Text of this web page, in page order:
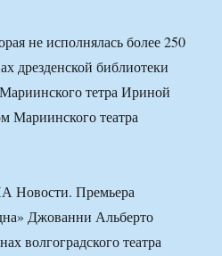
не исполнялась более 250
дрезденской библиотеки
тетра Ириной
Мариинского театра
Премьера
Джованни Альберто
волгоградского театра